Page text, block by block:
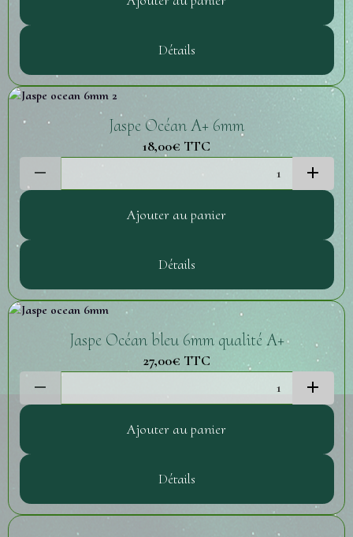
Détails
Jaspe Océan A+ 6mm
18,00€ TTC
Ajouter au panier
Détails
Jaspe Océan bleu 6mm qualité A+
27,00€ TTC
Ajouter au panier
Détails